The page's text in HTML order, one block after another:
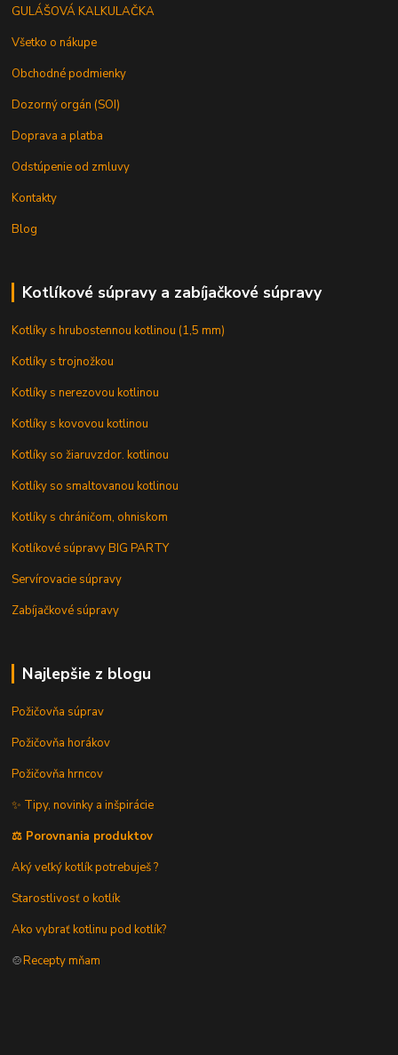
GULÁŠOVÁ KALKULAČKA
Všetko o nákupe
Obchodné podmienky
Dozorný orgán (SOI)
Doprava a platba
Odstúpenie od zmluvy
Kontakty
Blog
Kotlíkové súpravy a zabíjačkové súpravy
Kotlíky s hrubostennou kotlinou (1,5 mm)
Kotlíky s trojnožkou
Kotlíky s nerezovou kotlinou
Kotlíky s kovovou kotlinou
Kotlíky so žiaruvzdor. kotlinou
Kotlíky so smaltovanou kotlinou
Kotlíky s chráničom, ohniskom
Kotlíkové súpravy BIG PARTY
Servírovacie súpravy
Zabíjačkové súpravy
Najlepšie z blogu
Požičovňa súprav
Požičovňa horákov
Požičovňa hrncov
✨ Tipy, novinky a inšpirácie
⚖️ Porovnania produktov
Aký veľký kotlík potrebuješ ?
Starostlivosť o kotlík
Ako vybrať kotlinu pod kotlík?
🍲Recepty mňam